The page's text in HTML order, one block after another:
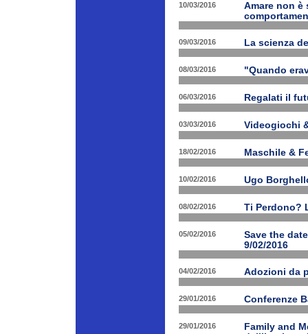
10/03/2016
Amare non
09/03/2016 La scienza
08/03/2016 "Quando
06/03/2016 Regalati il
03/03/2016 Videogiochi
18/02/2016 Maschile &
10/02/2016 Ugo
08/02/2016 Ti Perdono?
05/02/2016
Save the
9/02/2016
04/02/2016 Adozioni da
29/01/2016 Conferenze
29/01/2016
Family and